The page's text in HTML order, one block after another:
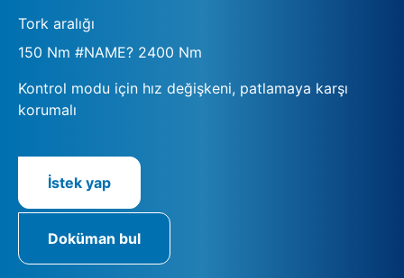
Tork aralığı
150 Nm #NAME? 2400 Nm
Kontrol modu için hız değişkeni, patlamaya karşı
korumalı
İstek yap
Doküman bul